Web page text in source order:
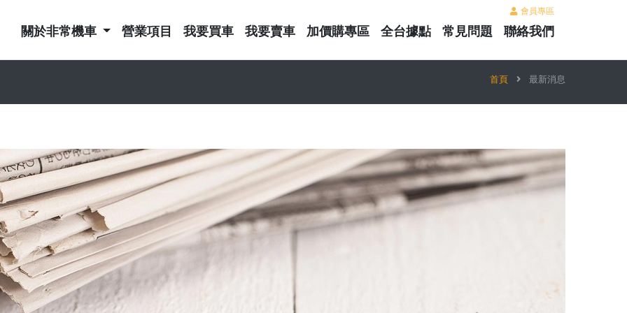
會員專區
關於非常機車 營業項目 我要買車 我要賣車 加價購專區 全台據點 常見問題 聯絡我們
首頁 最新消息